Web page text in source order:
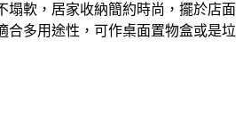
塌軟，居家收納簡約時尚，擺於店面
合多用途性，可作桌面置物盒或是垃